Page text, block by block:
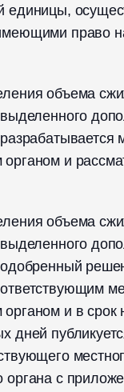
единицы,
право
объема
и
объема
одобренный
и в срок
дней
органа с